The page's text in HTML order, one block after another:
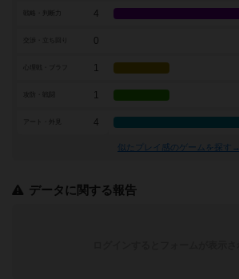
戦略・判断力 4
0
1
1
アート・外見 4
似たプレイ感のゲームを探す→
データに関する報告